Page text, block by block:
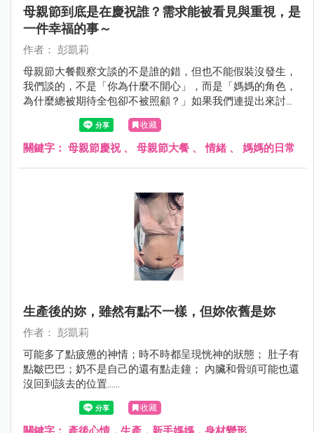
母親節到底是在慶祝誰？需求能被看見與重視，是
一件幸福的事～
作者： 彭凱莉
母親節大餐觀察文談的不是誰的錯，但也不能假裝沒發生，
我們談的，不是「你為什麼不開心」，而是「媽媽的角色，
為什麼總被期待全包卻不被照顧？」如果我們連提出來討論
的空間都沒有，那只會讓那些默默付出的母親，在笑容背後
更覺孤單與委屈⋯
收藏
關鍵字： 母親節慶祝、 母親節大餐 、情緒 、 媽媽的日常
生產後的妳，雖然有點不一樣，但妳依舊是妳
作者： 彭凱莉
可能多了點疲憊的神情；時不時都呈現恍神的狀態； 肚子有
點皺巴巴；奶不是自己的還有點走鐘； 內臟和骨頭可能也還
沒回到該去的位置......
收藏